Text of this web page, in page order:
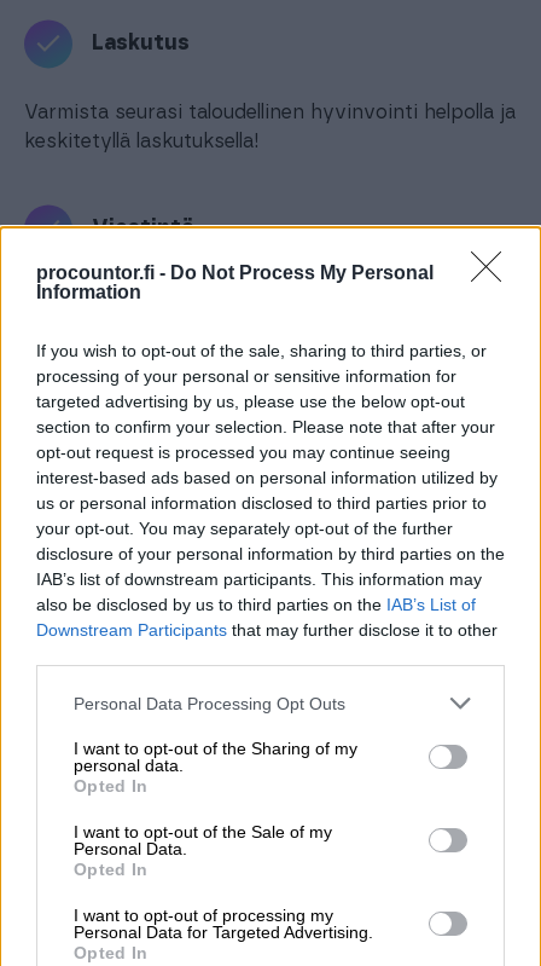
procountor.fi - Do Not Process My Personal
Information
If you wish to opt-out of the sale, sharing to third parties, or
processing of your personal or sensitive information for
targeted advertising by us, please use the below opt-out
section to confirm your selection. Please note that after your
opt-out request is processed you may continue seeing
interest-based ads based on personal information utilized by
us or personal information disclosed to third parties prior to
your opt-out. You may separately opt-out of the further
disclosure of your personal information by third parties on the
IAB’s list of downstream participants. This information may
also be disclosed by us to third parties on the IAB’s List of
Downstream Participants that may further disclose it to other
Please note that this website/app uses one or more Google
not limited to your visit or usage behaviour. You may click to
grant or deny consent to Google and its third-party tags to
use your data for below specified purposes in below Google
consent section.
Personal Data Processing Opt Outs
I want to opt-out of the Sharing of my
personal data.
Opted In
I want to opt-out of the Sale of my
Personal Data.
Opted In
I want to opt-out of processing my
Personal Data for Targeted Advertising.
Opted In
Laskutus
Varmista seurasi taloudellinen hyvinvointi helpolla ja
keskitetyllä laskutuksella!
Viestintä
Sisäinen viestintä viimeisen päälle tarkkaa ja
laadukkaalle seuratoiminnalle. Tiedota jäsenistöä
helposti, nopeasti ja kohdennetusti.
Tapahtumat ja läsnäolot
Tapahtumahallinta kaikilla herkuilla! Treenit, pelit,
turnaukset, kilpailut, leirit, kurssit, kokoukset –
kaikki tapahtumat voi hallinnoida myClubilla
Sopiva rooli jokaiselle seuratoiminnan sankarille!
Seuran johtamisen sekä tietosuoja-asioiden
rajaaminen on välttämätöntä.
Mobiilisovellus